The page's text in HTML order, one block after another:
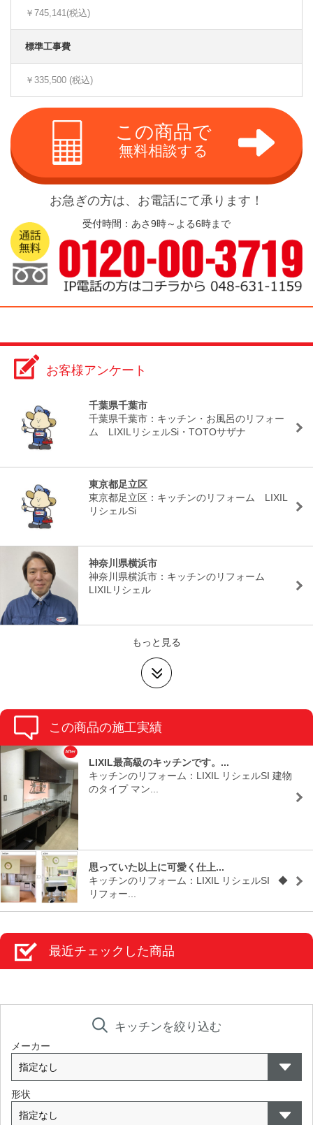
￥745,141(税込)
標準工事費
￥335,500 (税込)
この商品で
無料相談する
お急ぎの方は、お電話にて承ります！
受付時間：あさ9時～よる6時まで
お客様アンケート
千葉県千葉市
千葉県千葉市：キッチン・お風呂のリフォー
ム LIXILリシェルSi・TOTOサザナ
東京都足立区
東京都足立区：キッチンのリフォーム LIXIL
リシェルSi
神奈川県横浜市
神奈川県横浜市：キッチンのリフォーム
LIXILリシェル
もっと見る
この商品の施工実績
LIXIL最高級のキッチンです。...
キッチンのリフォーム：LIXIL リシェルSI 建物
のタイプ マン...
思っていた以上に可愛く仕上...
キッチンのリフォーム：LIXIL リシェルSI ◆
リフォー...
最近チェックした商品
キッチンを絞り込む
メーカー
形状